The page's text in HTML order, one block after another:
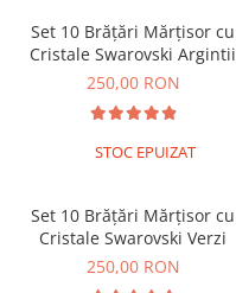
LĂNȚIȘOARE ARGINT
Lănțișoare cu Inimioare
Lănțișoare cu Cruce
Lănțișoare cu Stea
Lănțișoare cu Soare
Lănțișoare cu Zodii
Lănțișoare cu Animale
Lănțișoare cu Molecule
Set 10 Brățări Mărțisor cu
Cristale Swarovski Argintii
250,00 RON
STOC EPUIZAT
Set 10 Brățări Mărțisor cu
Cristale Swarovski Verzi
250,00 RON